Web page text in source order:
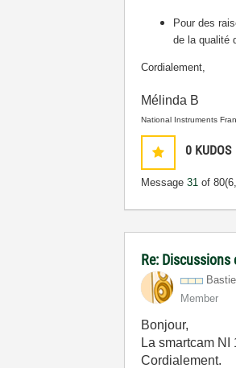
Pour des
de la qualité
Cordialement,
Mélinda B
National Instruments
0 KUDOS
Message31 of 80
Re:
Member
Bonjour,
La smartcam
Cordialement.